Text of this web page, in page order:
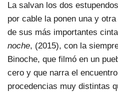
La salvan los dos
por cable la ponen una y
de sus más importantes
noche, (2015), con la
Binoche, que filmó en un
cero y que narra el
procedencias muy distintas